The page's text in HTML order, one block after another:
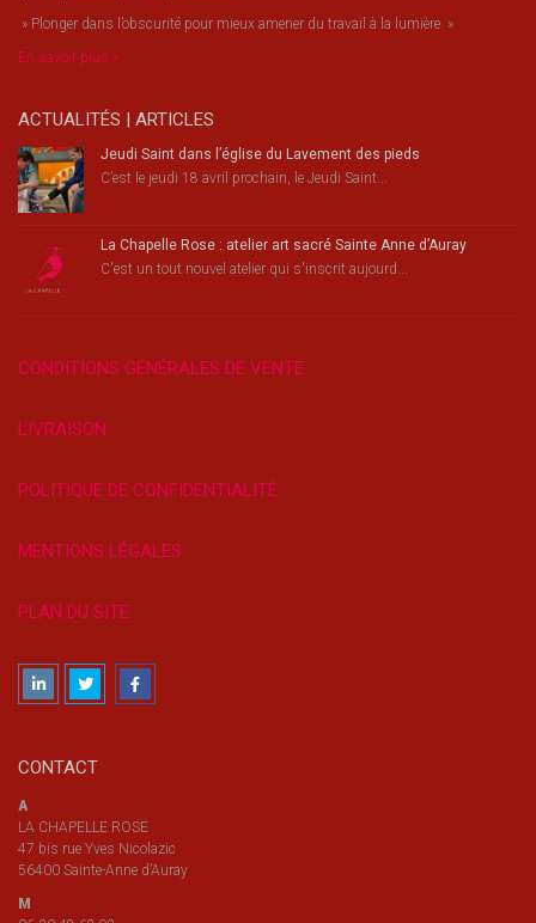
» Plonger dans l’obscurité pour mieux amener du travail à la lumière »
En savoir plus »
ACTUALITÉS | ARTICLES
Jeudi Saint dans l’église du Lavement des pieds
C’est le jeudi 18 avril prochain, le Jeudi Saint...
La Chapelle Rose : atelier art sacré Sainte Anne d’Auray
C'est un tout nouvel atelier qui s'inscrit aujourd...
CONDITIONS GÉNÉRALES DE VENTE
LIVRAISON
POLITIQUE DE CONFIDENTIALITÉ
MENTIONS LÉGALES
PLAN DU SITE
CONTACT
A
LA CHAPELLE ROSE
47 bis rue Yves Nicolazic
56400 Sainte-Anne d’Auray
M